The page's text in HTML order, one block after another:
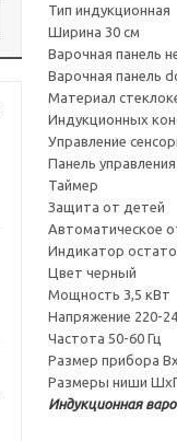
Тип индукционная
Ширина 30 см
Варочная панель
Варочная панель
Материал
Индукционных
Управление
Панель
Таймер
Защита от детей
Автоматическое
Индикатор
Цвет черный
Мощность 3,5 кВт
Напряжение 220-
Частота 50-60 Гц
Размер прибора
Размеры ниши
Индукционная